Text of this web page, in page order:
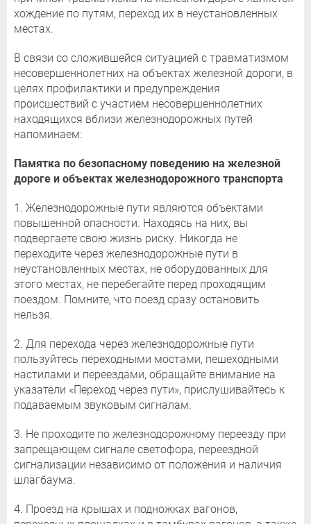
хождение по путям, переход их в неустановленных
местах.
В связи со сложившейся ситуацией с травматизмом
несовершеннолетних на объектах железной дороги, в
целях профилактики и предупреждения
происшествий с участием несовершеннолетних
находящихся вблизи железнодорожных путей
напоминаем:
Памятка по безопасному поведению на железной
дороге и объектах железнодорожного транспорта
1. Железнодорожные пути являются объектами
повышенной опасности. Находясь на них, вы
подвергаете свою жизнь риску. Никогда не
переходите через железнодорожные пути в
неустановленных местах, не оборудованных для
этого местах, не перебегайте перед проходящим
поездом. Помните, что поезд сразу остановить
нельзя.
2. Для перехода через железнодорожные пути
пользуйтесь переходными мостами, пешеходными
настилами и переездами, обращайте внимание на
указатели «Переход через пути», прислушивайтесь к
подаваемым звуковым сигналам.
3. Не проходите по железнодорожному переезду при
запрещающем сигнале светофора, переездной
сигнализации независимо от положения и наличия
шлагбаума.
4. Проезд на крышах и подножках вагонов,